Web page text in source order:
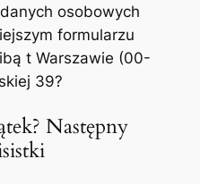
osobowych
formularzu
t Warszawie (00-
39?
Następny